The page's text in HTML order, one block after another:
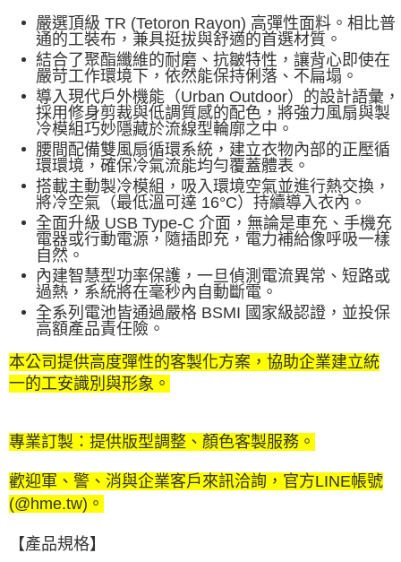
嚴選頂級 TR (Tetoron Rayon) 高彈性面料。相比普
通的工裝布，兼具挺拔與舒適的首選材質。
結合了聚酯纖維的耐磨、抗皺特性，讓背心即使在
嚴苛工作環境下，依然能保持俐落、不扁塌。
導入現代戶外機能（Urban Outdoor）的設計語彙，
採用修身剪裁與低調質感的配色，將強力風扇與製
冷模組巧妙隱藏於流線型輪廓之中。
腰間配備雙風扇循環系統，建立衣物內部的正壓循
環環境，確保冷氣流能均勻覆蓋體表。
搭載主動製冷模組，吸入環境空氣並進行熱交換，
將冷空氣（最低溫可達 16°C）持續導入衣內。
全面升級 USB Type-C 介面，無論是車充、手機充
電器或行動電源，隨插即充，電力補給像呼吸一樣
自然。
內建智慧型功率保護，一旦偵測電流異常、短路或
過熱，系統將在毫秒內自動斷電。
全系列電池皆通過嚴格 BSMI 國家級認證，並投保
高額產品責任險。
本公司提供高度彈性的客製化方案，協助企業建立統
一的工安識別與形象。
專業訂製：提供版型調整、顏色客製服務。
歡迎軍、警、消與企業客戶來訊洽詢，官方LINE帳號
(@hme.tw)。
【產品規格】